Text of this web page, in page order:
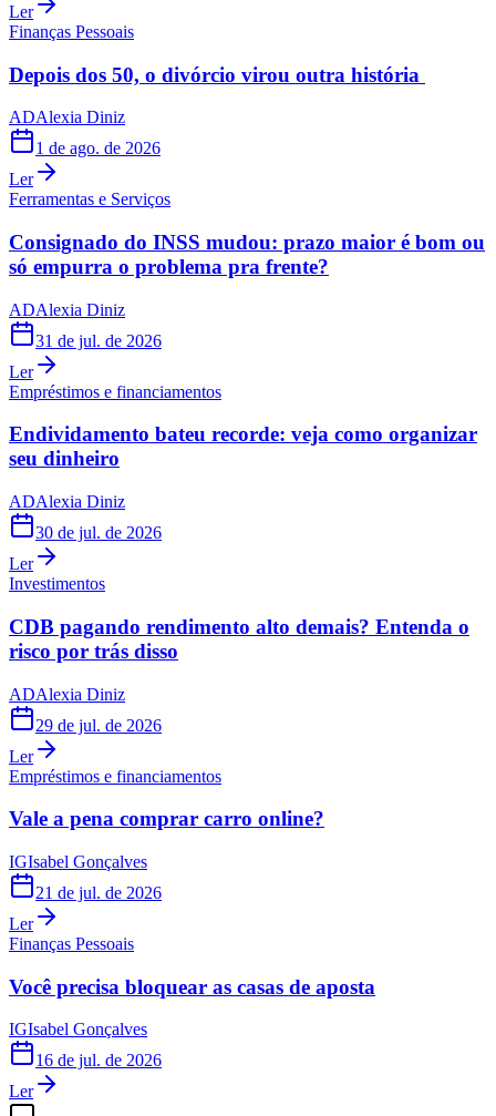
Ler
Finanças Pessoais
Depois dos 50, o divórcio virou outra história
ADAlexia Diniz
1 de ago. de 2026
Ler
Ferramentas e Serviços
Consignado do INSS mudou: prazo maior é bom ou
só empurra o problema pra frente?
ADAlexia Diniz
31 de jul. de 2026
Ler
Empréstimos e financiamentos
Endividamento bateu recorde: veja como organizar
seu dinheiro
ADAlexia Diniz
30 de jul. de 2026
Ler
Investimentos
CDB pagando rendimento alto demais? Entenda o
risco por trás disso
ADAlexia Diniz
29 de jul. de 2026
Ler
Empréstimos e financiamentos
Vale a pena comprar carro online?
IGIsabel Gonçalves
21 de jul. de 2026
Ler
Finanças Pessoais
Você precisa bloquear as casas de aposta
IGIsabel Gonçalves
16 de jul. de 2026
Ler